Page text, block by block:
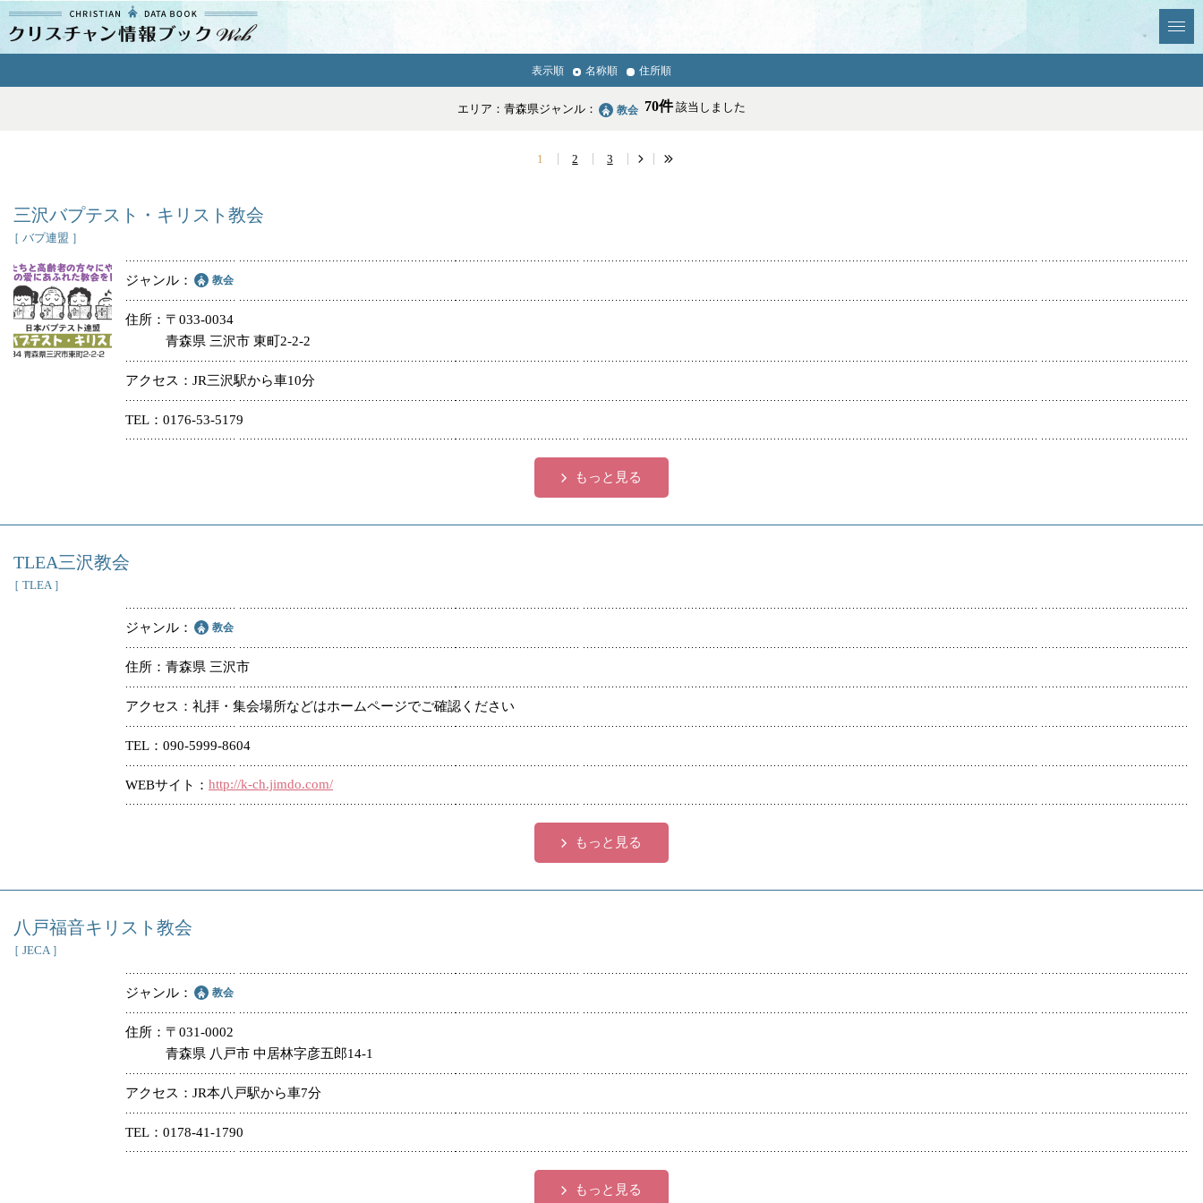
情報ブックとは
News & Topics
ジャンル
学校・幼稚園・神学校
医療・福祉
宿泊・研修施設
表示順 名称順 住所順
エリア：青森県ジャンル： 教会 70件該当しました
1 2 3
三沢バプテスト・キリスト教会
［ バプ連盟 ］
ジャンル 教会
住所
〒033-0034
青森県 三沢市 東町2-2-2
アクセス JR三沢駅から車10分
TEL 0176-53-5179
もっと見る
TLEA三沢教会
［ TLEA ］
ジャンル 教会
住所 青森県 三沢市
アクセス 礼拝・集会場所などはホームページでご確認ください
TEL 090-5999-8604
WEBサイト http://k-ch.jimdo.com/
もっと見る
八戸福音キリスト教会
［ JECA ］
ジャンル 教会
住所
〒031-0002
青森県 八戸市 中居林字彦五郎14-1
アクセス JR本八戸駅から車7分
TEL 0178-41-1790
もっと見る